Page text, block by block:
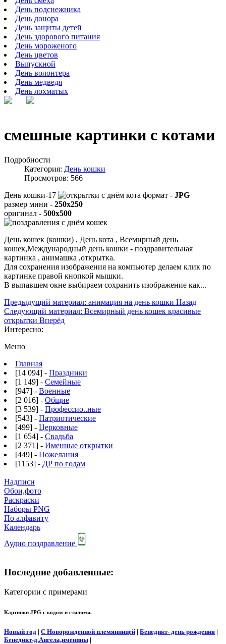
День подснежника
День донора
День защиты детей
День здорового питания
День мороженого
День цветов
Выпускной
День волонтера
День медведя
День лохматых
смешные картинки с котами
Подробности
Категория: День кошки
Просмотров: 566
День кошки-17
формат - JPG
размер мини - 250x250
оригинал - 500x500
День кошек (кошки) , День кота , Всемирный день
кошек,Международный день кошки - поздравительная
картинка , анимашка ,открытка.
Для сохранения изображения на компьютер делаем клик по
картинке правой кнопкой мышки.
В выпавшем окне выбираем сохранить изображение как...
Предыдущий материал: анимация на день кошки Назад
Следующий материал: Всемирный день кошек красивые
открытки Вперёд
Интересно:
Меню
Главная
[14 094] - Праздники
[1 149] - Семейные
[947] - Военные
[2 016] - Общие
[3 539] - Профессио..ные
[543] - Патриотические
[499] - Церковные
[1 654] - Свадьба
[2 371] - Именные открытки
[449] - Пожелания
[1153] - ДР по годам
Надписи
Обои,фото
Раскраски
Наборы PNG
По алфавиту
Календарь
Аудио поздравление
Последние добавленные:
Категории с примерами
Картинки JPG с кодом и стилями.
Новый год | С Новорожденной племянницей | Бенедикт- день рождения |
Бенедикт-д.Ангела,именины |